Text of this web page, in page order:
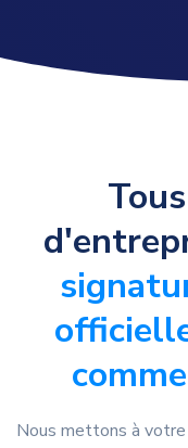
Nous mettons à